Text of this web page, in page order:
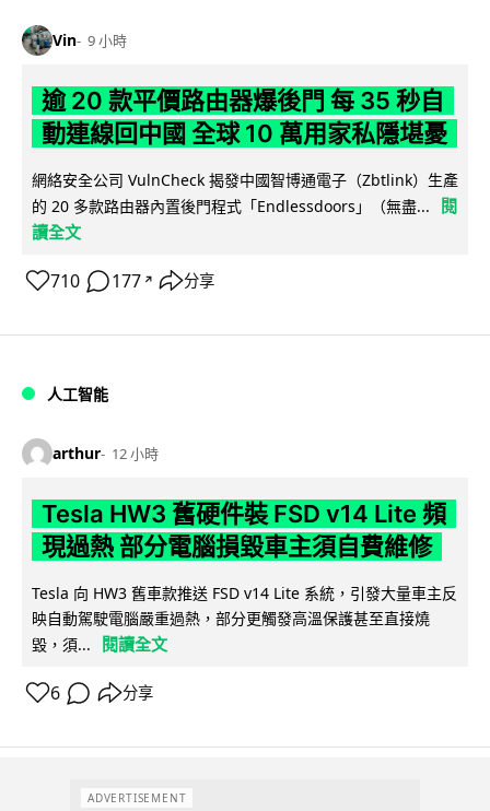
Vin 9 小時
逾 20 款平價路由器爆後門 每 35 秒自
動連線回中國 全球 10 萬用家私隱堪憂
網絡安全公司 VulnCheck 揭發中國智博通電子（Zbtlink）生產
的 20 多款路由器內置後門程式「Endlessdoors」（無盡...
閱
讀全文
710 177 ↗ 分享
人工智能
arthur 12 小時
Tesla HW3 舊硬件裝 FSD v14 Lite 頻
現過熱 部分電腦損毀車主須自費維修
Tesla 向 HW3 舊車款推送 FSD v14 Lite 系統，引發大量車主反
映自動駕駛電腦嚴重過熱，部分更觸發高溫保護甚至直接燒
毀，須...
閱讀全文
6 分享
ADVERTISEMENT